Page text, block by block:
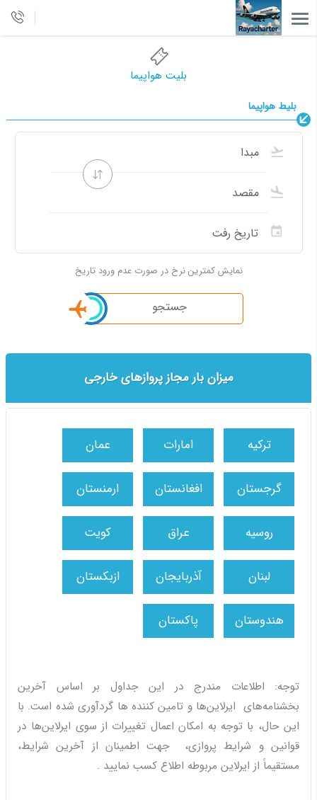
بلیت هواپیما
بلیط هواپیما
نمایش کمترین نرخ در صورت عدم ورود تاریخ
جستجو
میزان بار مجاز پروازهای خارجی
توجه: اطلاعات مندرج در این جداول بر اساس آخرین
بخشنامه‌های ایرلاین‌ها و تامین کننده ها گردآوری شده است. با
این حال، با توجه به امکان اعمال تغییرات از سوی ایرلاین‌ها در
قوانین و شرایط پروازی، جهت اطمینان از آخرین شرایط،
مستقیماً از ایرلاین مربوطه اطلاع کسب نمایید .